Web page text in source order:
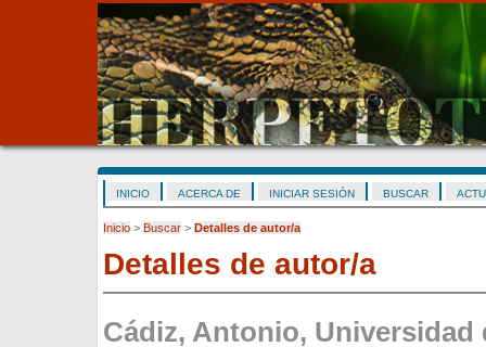
INICIO ACERCA DE INICIAR SESIÓN BUSCAR
Inicio > Buscar > Detalles de autor/a
Detalles de autor/a
Cádiz, Antonio, Universidad